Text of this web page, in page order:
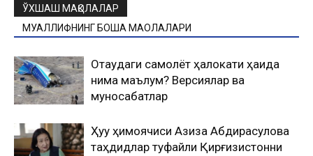
ЎХШАШ МАҚОЛАЛАР
МУАЛЛИФНИНГ БОШҚА МАҚОЛАЛАРИ
Оқтаудаги самолёт ҳалокати ҳақида
нима маълум? Версиялар ва
муносабатлар
Ҳуқуқ ҳимоячиси Азиза Абдирасулова
таҳдидлар туфайли Қирғизистонни